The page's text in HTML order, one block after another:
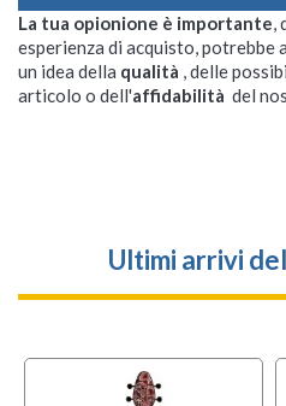
La tua opionione è importante,
esperienza di acquisto,
un idea della qualità , delle
articolo o dell'affidabilità del
Ultimi arrivi